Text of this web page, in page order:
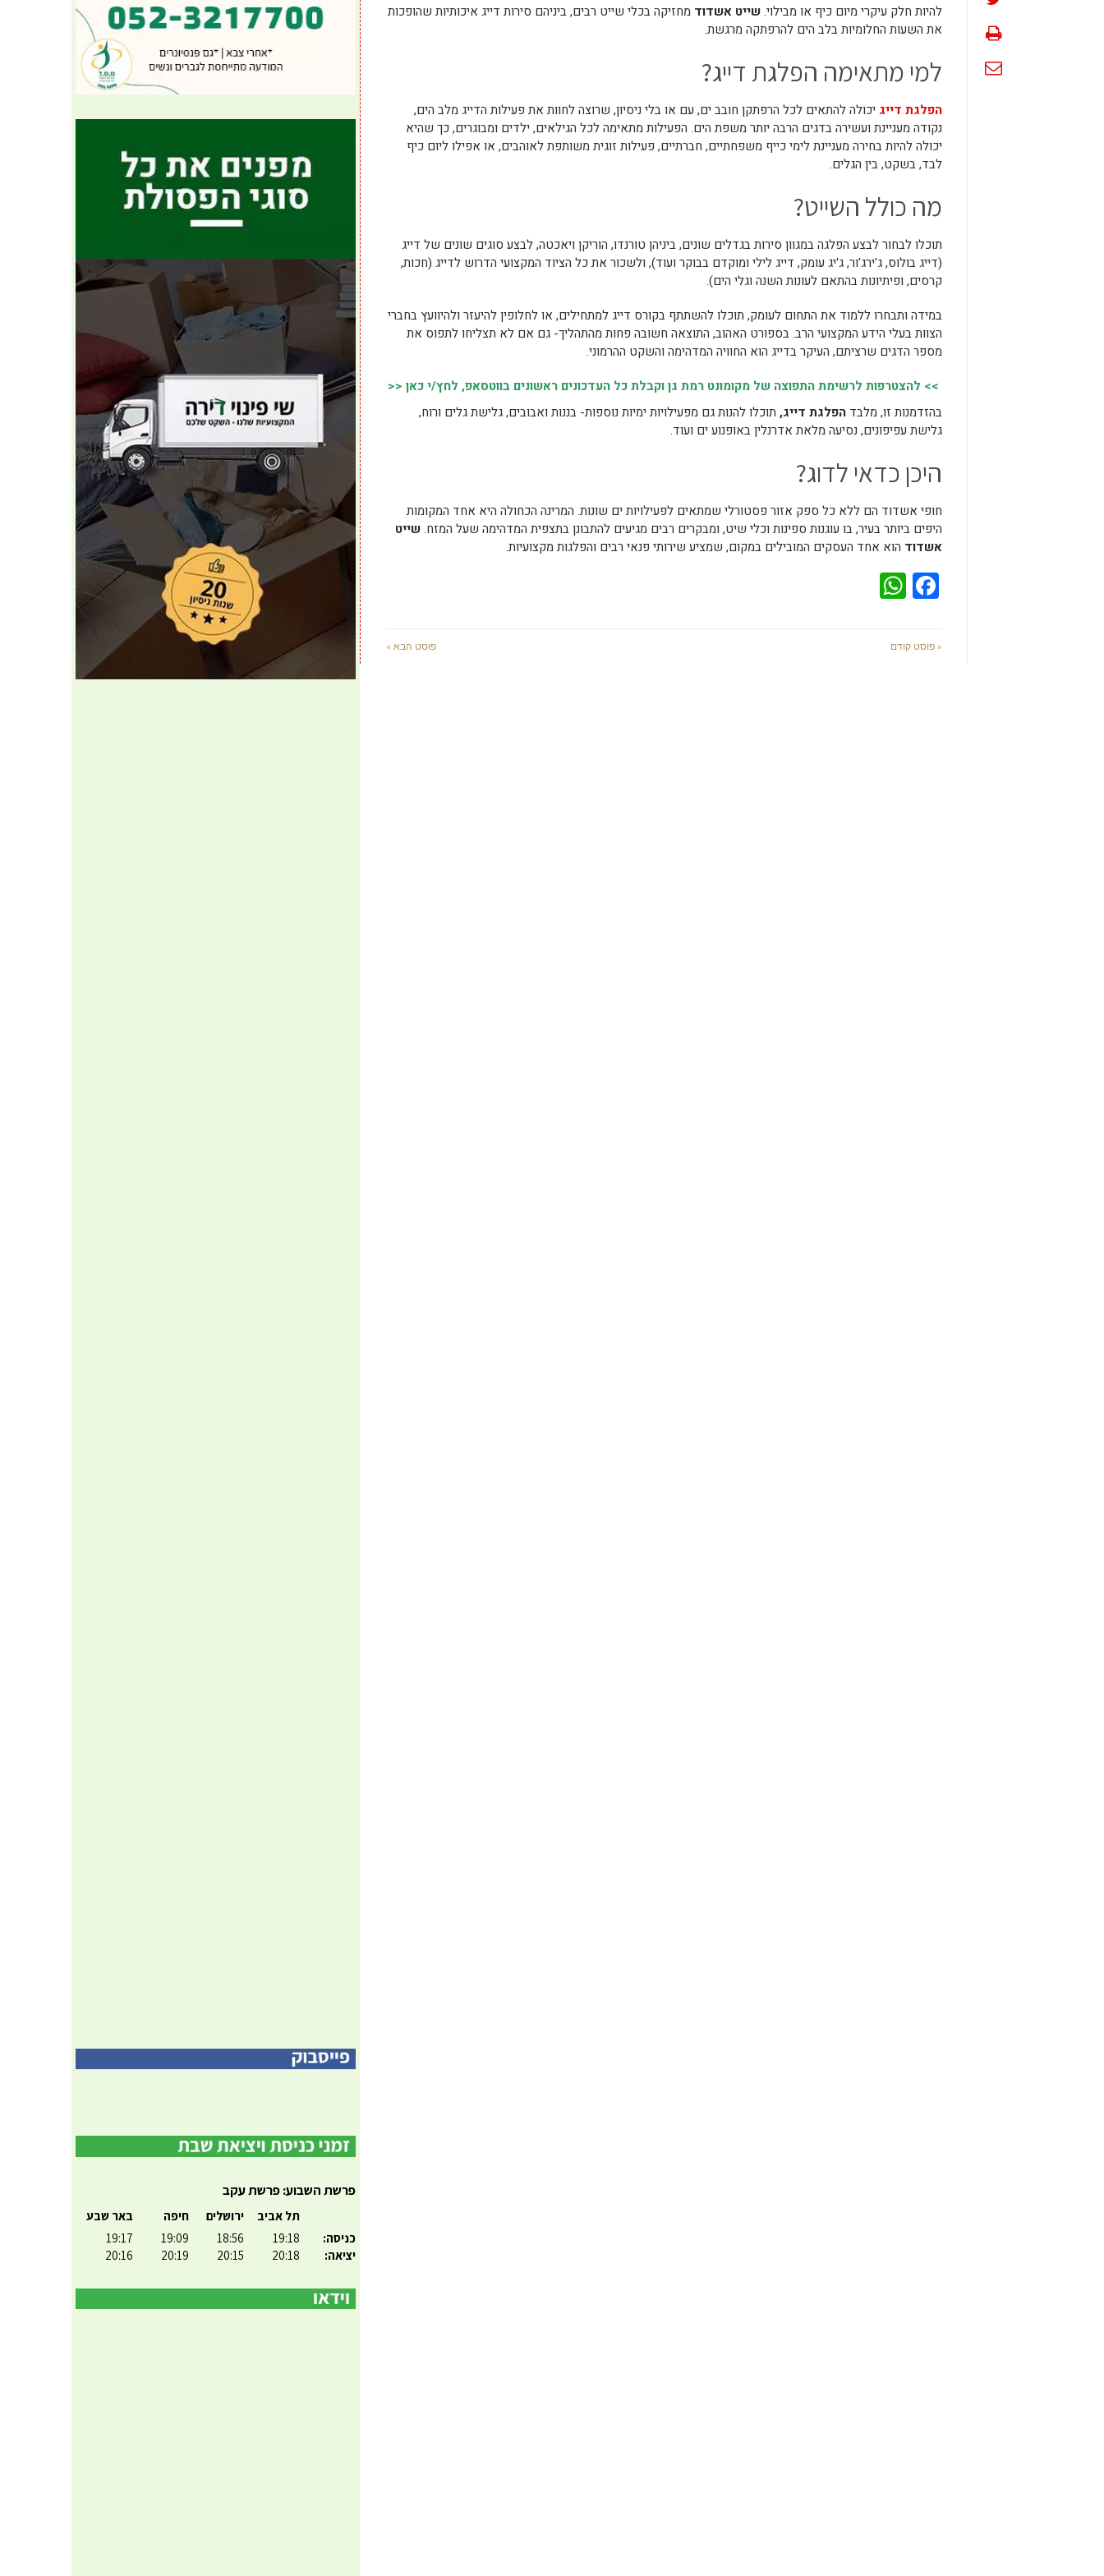
להיות חלק עיקרי מיום כיף או מבילוי.שייט אשדוד מחזיקה בכלי שייט רבים, ביניהם סירות דייג איכותיות שהופכות
את השעות החלומיות בלב הים להרפתקה מרגשת.
למי מתאימה הפלגת דייג?
הפלגת דייג יכולה להתאים לכל הרפתקן חובב ים, עם או בלי ניסיון, שרוצה לחוות את פעילות הדייג מלב הים,
נקודה מעניינת ועשירה בדגים הרבה יותר משפת הים. הפעילות מתאימה לכל הגילאים, ילדים ומבוגרים, כך שהיא
יכולה להיות בחירה מעניינת לימי כייף משפחתיים, חברתיים, פעילות זוגית משותפת לאוהבים, או אפילו ליום כיף
לבד, בשקט, בין הגלים.
מה כולל השייט?
תוכלו לבחור לבצע הפלגה במגוון סירות בגדלים שונים, ביניהן טורנדו, הוריקן ויאכטה, לבצע סוגים שונים של דייג
(דייג בולוס, ג'ירג'ור, ג'יג עומק, דייג לילי ומוקדם בבוקר ועוד), ולשכור את כל הציוד המקצועי הדרוש לדייג (חכות,
קרסים, ופיתיונות בהתאם לעונות השנה וגלי הים).
במידה ותבחרו ללמוד את התחום לעומק, תוכלו להשתתף בקורס דייג למתחילים, או לחלופין להיעזר ולהיוועץ בחברי
הצוות בעלי הידע המקצועי הרב. בספורט האהוב, התוצאה חשובה פחות מהתהליך- גם אם לא תצליחו לתפוס את
מספר הדגים שרציתם, העיקר בדייג הוא החוויה המדהימה והשקט ההרמוני.
>> להצטרפות לרשימת התפוצה של מקומונט רמת גן וקבלת כל העדכונים ראשונים בווטסאפ, לחץ/י כאן <<
בהזדמנות זו, מלבדהפלגת דייג, תוכלו להנות גם מפעילויות ימיות נוספות- בננות ואבובים, גלישת גלים ורוח,
גלישת עפיפונים, נסיעה מלאת אדרנלין באופנוע ים ועוד.
היכן כדאי לדוג?
חופי אשדוד הם ללא כל ספק אזור פסטורלי שמתאים לפעילויות ים שונות. המרינה הכחולה היא אחד המקומות
היפים ביותר בעיר, בו עוגנות ספינות וכלי שיט, ומבקרים רבים מגיעים להתבונן בתצפית המדהימה שעל המזח.שייט
אשדוד הוא אחד העסקים המובילים במקום, שמציע שירותי פנאי רבים והפלגות מקצועיות.
Facebook
« פוסט קודם פוסט הבא »
פרשת השבוע: פרשת עקב
כניסה:
יציאה:
תל אביב
19:18
20:18
ירושלים
18:56
20:15
חיפה
19:09
20:19
באר שבע
19:17
20:16